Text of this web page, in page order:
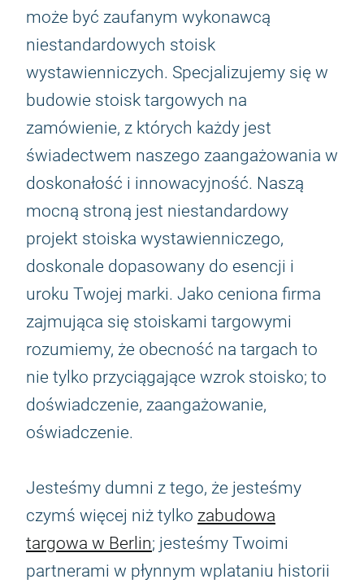
może być zaufanym wykonawcą
niestandardowych stoisk
wystawienniczych. Specjalizujemy się w
budowie stoisk targowych na
zamówienie, z których każdy jest
świadectwem naszego zaangażowania w
doskonałość i innowacyjność. Naszą
mocną stroną jest niestandardowy
projekt stoiska wystawienniczego,
doskonale dopasowany do esencji i
uroku Twojej marki. Jako ceniona firma
zajmująca się stoiskami targowymi
rozumiemy, że obecność na targach to
nie tylko przyciągające wzrok stoisko; to
doświadczenie, zaangażowanie,
oświadczenie.
Jesteśmy dumni z tego, że jesteśmy
czymś więcej niż tylko zabudowa
targowa w Berlin; jesteśmy Twoimi
partnerami w płynnym wplataniu historii